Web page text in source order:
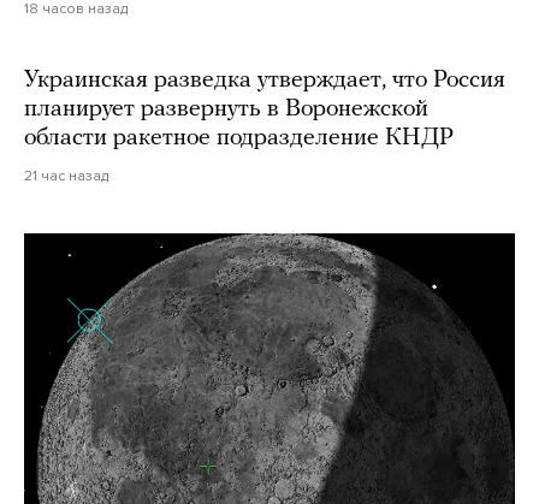
18 часов назад
Украинская разведка утверждает, что Россия
планирует развернуть в Воронежской
области ракетное подразделение КНДР
21 час назад